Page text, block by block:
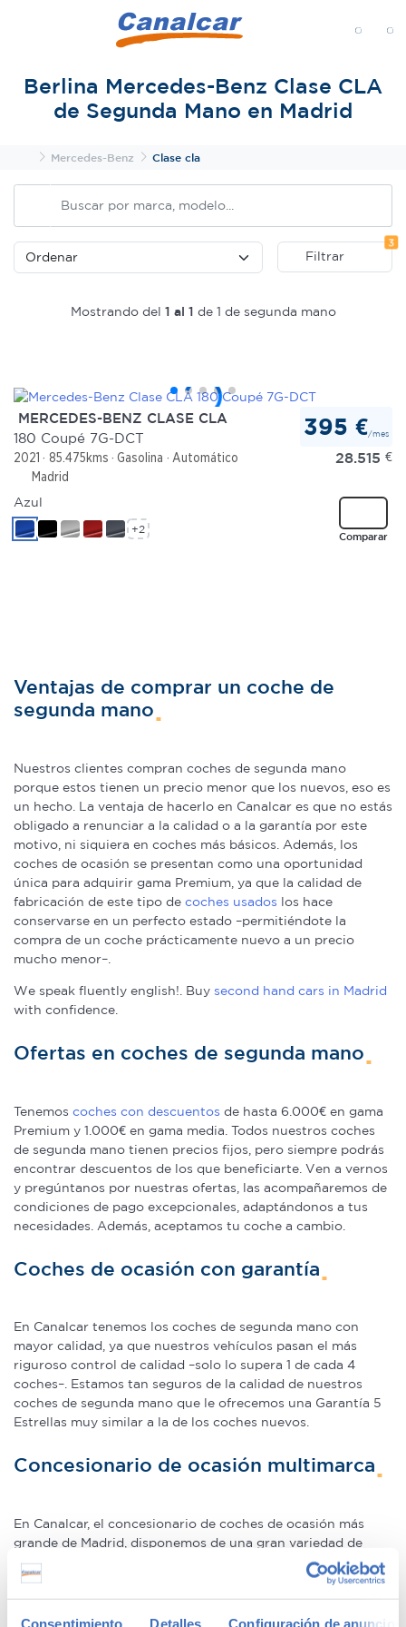
Consentimiento Detalles Configuración de anuncios
Berlina Mercedes-Benz Clase CLA
de Segunda Mano en Madrid
InicioMercedes-Benz Clase cla
Filtrar
3
Mostrando del 1 al 1 de 1 de segunda mano
MERCEDES-BENZ CLASE CLA
180 Coupé 7G-DCT
2021 85.475kms Gasolina
Automático
Madrid
395 €/mes
28.515 €
Comparar
Azul
+2
Ventajas de comprar un coche de
segunda mano
Nuestros clientes compran coches de segunda mano
porque estos tienen un precio menor que los nuevos, eso es
un hecho. La ventaja de hacerlo en Canalcar es que no estás
obligado a renunciar a la calidad o a la garantía por este
motivo, ni siquiera en coches más básicos. Además, los
coches de ocasión se presentan como una oportunidad
única para adquirir gama Premium, ya que la calidad de
fabricación de este tipo de coches usados los hace
conservarse en un perfecto estado –permitiéndote la
compra de un coche prácticamente nuevo a un precio
mucho menor–.
We speak fluently english!. Buy second hand cars in Madrid
with confidence.
Ofertas en coches de segunda mano
Tenemos coches con descuentos de hasta 6.000€ en gama
Premium y 1.000€ en gama media. Todos nuestros coches
de segunda mano tienen precios fijos, pero siempre podrás
encontrar descuentos de los que beneficiarte. Ven a vernos
y pregúntanos por nuestras ofertas, las acompañaremos de
condiciones de pago excepcionales, adaptándonos a tus
necesidades. Además, aceptamos tu coche a cambio.
Coches de ocasión con garantía
En Canalcar tenemos los coches de segunda mano con
mayor calidad, ya que nuestros vehículos pasan el más
riguroso control de calidad –solo lo supera 1 de cada 4
coches–. Estamos tan seguros de la calidad de nuestros
coches de segunda mano que le ofrecemos una Garantía 5
Estrellas muy similar a la de los coches nuevos.
Concesionario de ocasión multimarca
En Canalcar, el concesionario de coches de ocasión más
grande de Madrid, disponemos de una gran variedad de
marcas y modelos. Encuentra el vehículo de segunda mano
que mejor se adapte a tus necesidades, con la mejor
relación calidad-precio. O si lo prefieres, ven a vernos y te
aconsejamos.